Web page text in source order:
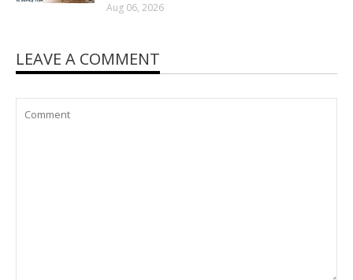
Aug 06, 2026
LEAVE A COMMENT